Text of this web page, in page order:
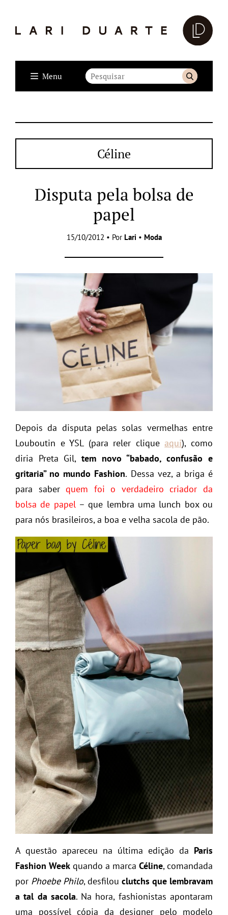
Menu
Céline
Disputa pela bolsa de
papel
15/10/2012 • Por Lari • Moda
Depois da disputa pelas solas vermelhas entre
Louboutin e YSL (para reler cliqueaqui), como
diria Preta Gil,tem novo “babado, confusão e
gritaria” no mundo Fashion. Dessa vez, a briga é
para saberquem foi o verdadeiro criador da
bolsa de papel– que lembra uma lunch box ou
para nós brasileiros, a boa e velha sacola de pão.
A questão apareceu na última edição da Paris
Fashion Week quando a marca Céline, comandada
por Phoebe Philo, desfilou clutchs que lembravam
a tal da sacola. Na hora, fashionistas apontaram
uma possível cópia da designer pelo modelo